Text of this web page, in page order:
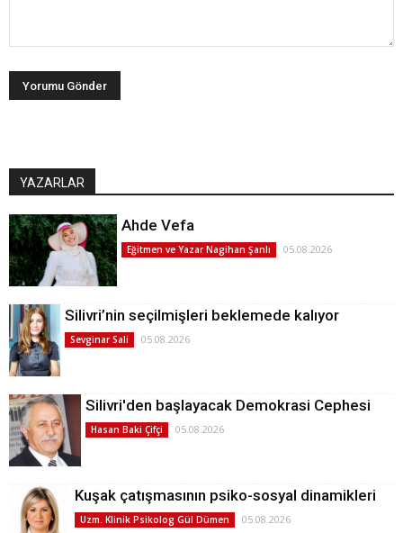
YAZARLAR
Ahde Vefa
Eğitmen ve Yazar Nagihan Şanlı 05.08.2026
Silivri’nin seçilmişleri beklemede kalıyor
Sevginar Sali 05.08.2026
Silivri'den başlayacak Demokrasi Cephesi
Hasan Baki Çifçi 05.08.2026
Kuşak çatışmasının psiko-sosyal dinamikleri
Uzm. Klinik Psikolog Gül Dümen 05.08.2026